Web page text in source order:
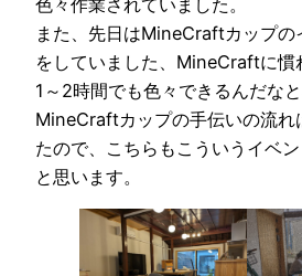
また、先日はMineCraftカップの
をしていました、MineCraftに慣
1～2時間でも色々できるんだなと
MineCraftカップの手伝いの流れ
たので、こちらもこういうイベ
と思います。